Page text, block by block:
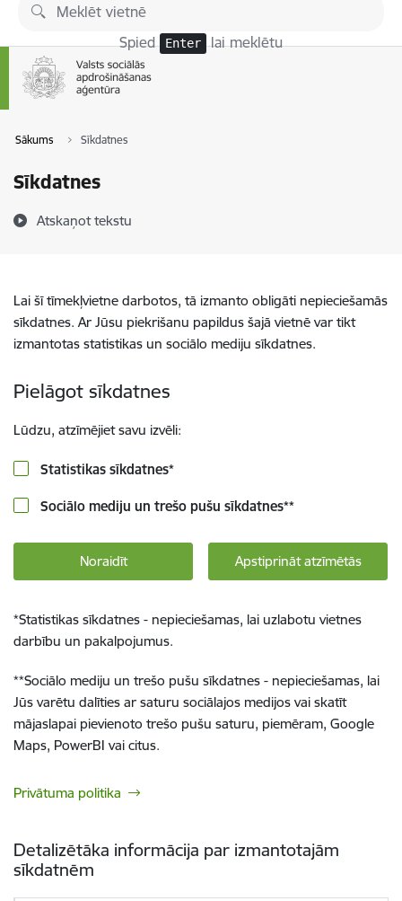
Pāriet uz lapas saturu
Spied Enter lai meklētu
Sākums Sīkdatnes
Sīkdatnes
Atskaņot tekstu
Lai šī tīmekļvietne darbotos, tā izmanto obligāti nepieciešamās
sīkdatnes. Ar Jūsu piekrišanu papildus šajā vietnē var tikt
izmantotas statistikas un sociālo mediju sīkdatnes.
Pielāgot sīkdatnes
Lūdzu, atzīmējiet savu izvēli:
Statistikas sīkdatnes*
Sociālo mediju un trešo pušu sīkdatnes**
Noraidīt Apstiprināt atzīmētās
*Statistikas sīkdatnes - nepieciešamas, lai uzlabotu vietnes
darbību un pakalpojumus.
**Sociālo mediju un trešo pušu sīkdatnes - nepieciešamas, lai
Jūs varētu dalīties ar saturu sociālajos medijos vai skatīt
mājaslapai pievienoto trešo pušu saturu, piemēram, Google
Maps, PowerBI vai citus.
Privātuma politika
Detalizētāka informācija par izmantotajām
sīkdatnēm